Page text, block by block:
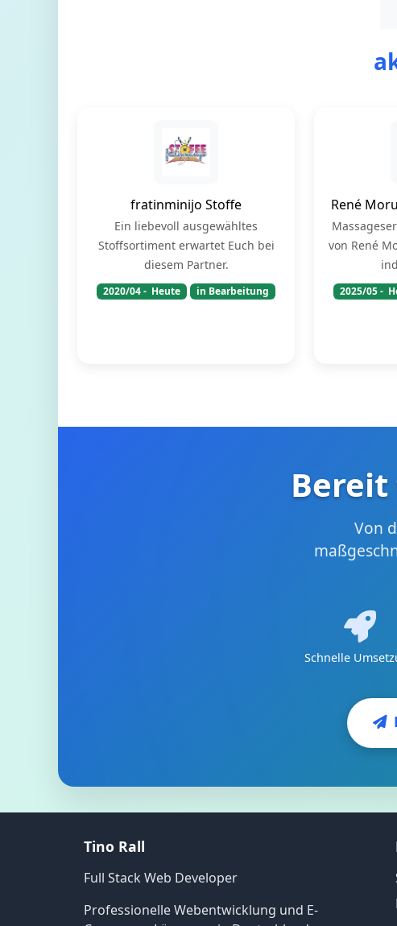
fratinminijo Stoffe
Ein liebevoll ausgewähltes
Stoffsortiment erwartet Euch bei
diesem Partner.
2020/04- Heute in Bearbeitung
René
von René
2025/05-
Von
Schnelle
Tino Rall
Full Stack Web Developer
Professionelle Webentwicklung und E-